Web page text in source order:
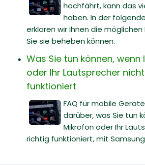
hochfährt, kann das
haben. In der
erklären wir Ihnen die
Sie sie beheben können.
Was Sie tun können, wenn
oder Ihr Lautsprecher
funktioniert
FAQ für mobile
darüber, was Sie tun
Mikrofon oder Ihr
richtig funktioniert, mit